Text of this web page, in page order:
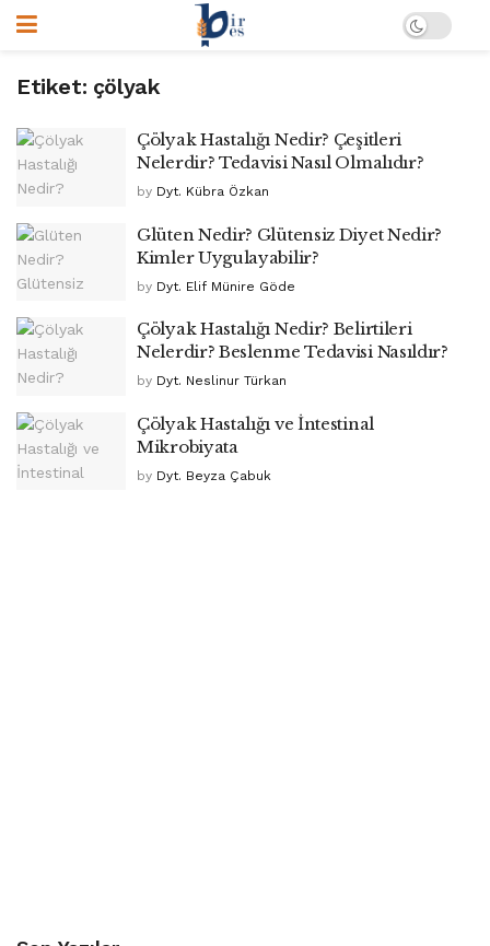
Etiket: çölyak
Çölyak Hastalığı Nedir? Çeşitleri
Nelerdir? Tedavisi Nasıl Olmalıdır?
by Dyt. Kübra Özkan
Glüten Nedir? Glütensiz Diyet Nedir?
Kimler Uygulayabilir?
by Dyt. Elif Münire Göde
Çölyak Hastalığı Nedir? Belirtileri
Nelerdir? Beslenme Tedavisi Nasıldır?
by Dyt. Neslinur Türkan
Çölyak Hastalığı ve İntestinal
Mikrobiyata
by Dyt. Beyza Çabuk